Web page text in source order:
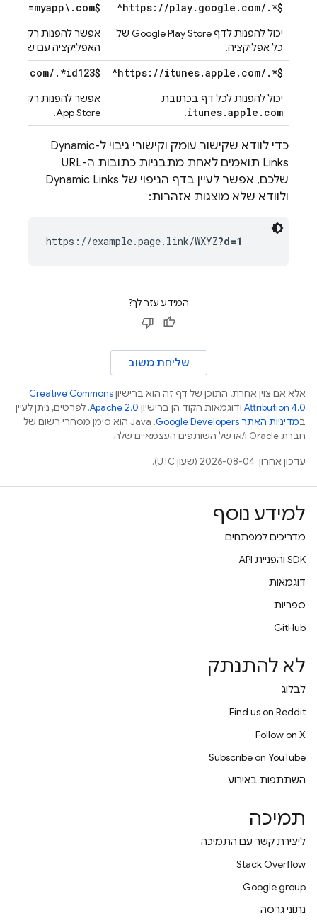
^https://play.google.com/.*$
יכול להפנות לדף Google PlayStore
של
כל אפליקציה.
אפשר להפנות רק
האפליקציה עם שם
^https://itunes.apple.com/.*$
יכול להפנות לכל דף בכתובת
itunes.apple.com
.
.*id123$
אפשר להפנות רק לדף
App Store.
כדי לוודא שקישור עומק וקישורי גיבוי ל-Dynamic
Links
תואמים לאחת מתבניות כתובות ה-URL
שלכם, אפשר לעיין בדף הניפוי של Dynamic Links
ולוודא שלא מוצגות אזהרות:
https://example.page.link/WXYZ?d=1
המידע עזר לך?
שליחת משוב
אלא אם צוין אחרת, התוכן של דף זה הוא ברישיוןCreative Commons
Attribution 4.0 ודוגמאות הקוד הן ברישיון Apache 2.0. לפרטים, ניתן לעיין
במדיניות האתר Google Developers‏
.‏ Java הוא סימן מסחרי רשום של
חברת Oracle ו/או של השותפים העצמאיים שלה.
עדכון אחרון: 2026-08-04 (שעון UTC).
למידע נוסף
מדריכים למפתחים
‫SDK והפניית API
דוגמאות
ספריות
GitHub
לא להתנתק
לבלוג
Find us on Reddit
Follow on X
Subscribe on YouTube
השתתפות באירוע
תמיכה
ליצירת קשר עם התמיכה
Stack Overflow
Google group
נתוני גרסה